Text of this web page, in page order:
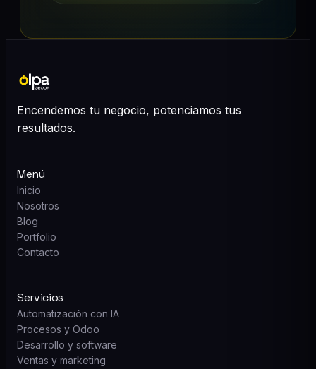
Encendemos tu negocio, potenciamos tus
resultados.
Menú
Inicio
Nosotros
Blog
Portfolio
Contacto
Servicios
Automatización con IA
Procesos y Odoo
Desarrollo y software
Ventas y marketing